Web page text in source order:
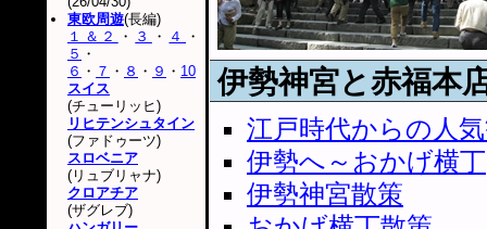
伊勢神宮と赤福本
江戸時代からの人
伊勢へ～おかげ横丁
伊勢神宮散策
東欧周遊(長編)
１＆２
・ ３ ・ ４
・
５ ・
６ ・ ７ ・ ８ ・ ９ ・ 10
スイス
(チューリッヒ)
リヒテンシュタイン
(ファドゥーツ)
スロベニア
(リュブリャナ)
クロアチア
(ザグレブ)